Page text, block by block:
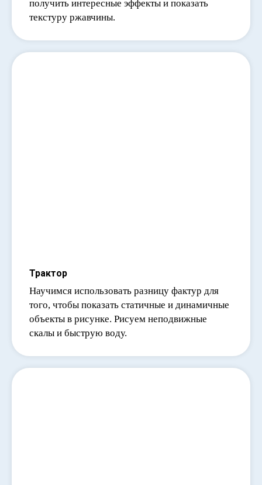
получить интересные эффекты и показать
текстуру ржавчины.
Трактор
Научимся использовать разницу фактур для
того, чтобы показать статичные и динамичные
объекты в рисунке. Рисуем неподвижные
скалы и быструю воду.